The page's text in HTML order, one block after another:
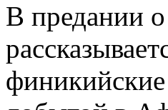
В предании о